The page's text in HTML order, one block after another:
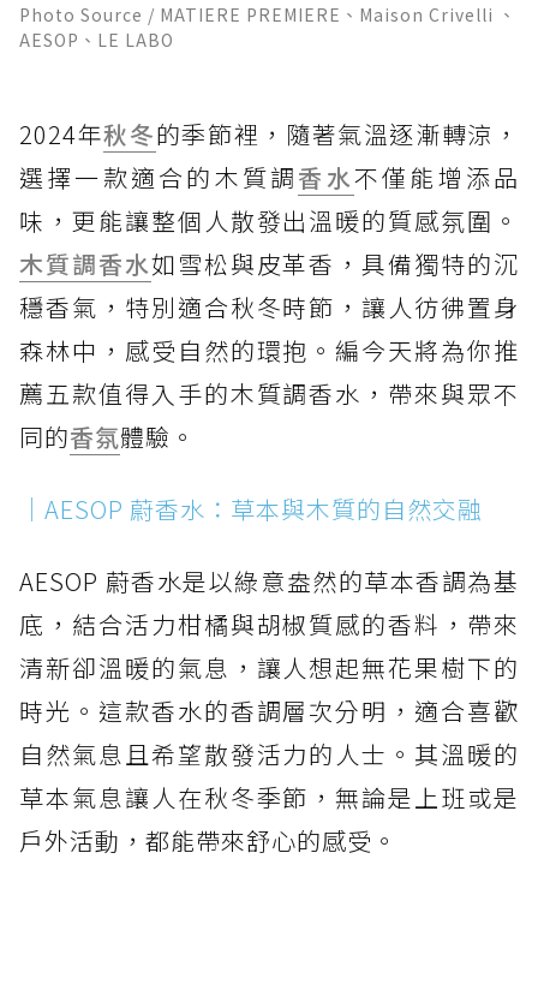
Photo Source / MATIERE PREMIERE、Maison Crivelli 、
AESOP、LE LABO
2024年秋冬的季節裡，隨著氣溫逐漸轉涼，
選擇一款適合的木質調香水不僅能增添品
味，更能讓整個人散發出溫暖的質感氛圍。
木質調香水如雪松與皮革香，具備獨特的沉
穩香氣，特別適合秋冬時節，讓人彷彿置身
森林中，感受自然的環抱。編今天將為你推
薦五款值得入手的木質調香水，帶來與眾不
同的香氛體驗。
｜AESOP 蔚香水：草本與木質的自然交融
AESOP 蔚香水是以綠意盎然的草本香調為基
底，結合活力柑橘與胡椒質感的香料，帶來
清新卻溫暖的氣息，讓人想起無花果樹下的
時光。這款香水的香調層次分明，適合喜歡
自然氣息且希望散發活力的人士。其溫暖的
草本氣息讓人在秋冬季節，無論是上班或是
戶外活動，都能帶來舒心的感受。